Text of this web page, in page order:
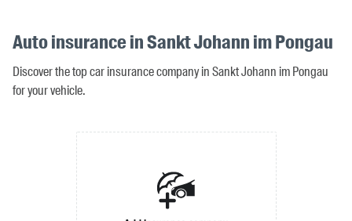
Auto insurance in Sankt Johann im Pongau
Discover the top car insurance company in Sankt Johann im Pongau
for your vehicle.